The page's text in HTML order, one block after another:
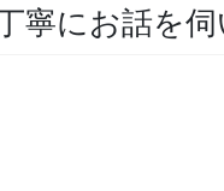
寧にお話を